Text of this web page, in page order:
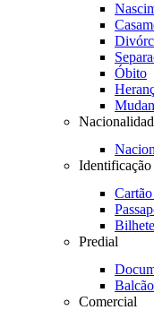
Óbito
Identificação
Predial
Comercial